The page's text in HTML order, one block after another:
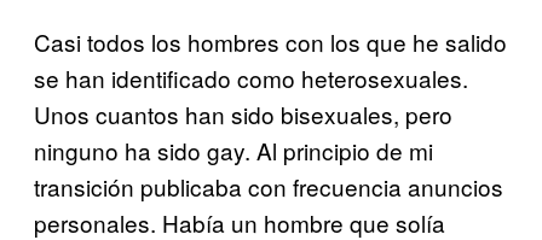
Casi todos los hombres con los que he salido
se han identificado como heterosexuales.
Unos cuantos han sido bisexuales, pero
ninguno ha sido gay. Al principio de mi
transición publicaba con frecuencia anuncios
personales. Había un hombre que solía